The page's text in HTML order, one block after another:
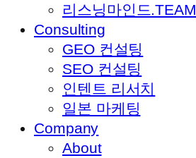
리스닝마인드.TEAM
Consulting
GEO 컨설팅
SEO 컨설팅
인텐트 리서치
일본 마케팅
Company
About